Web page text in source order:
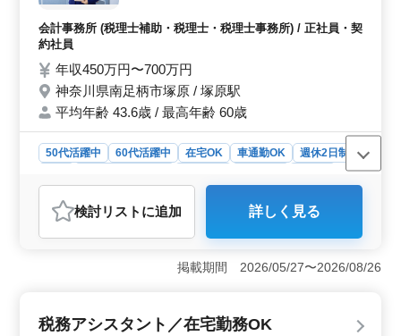
費支給と通勤面にも配慮された環境で、無理なく勤務を
続けやすい職場です。賞与あり ＊交通費支給 ＊退職金あり ＊完全
待遇のもと、キャリアを活かせるお仕事で
す。 実力のあるベテランさんを募集しま
す。
会計事務所 (税理士補助・税理士・税理士事務所) / 正社員・契
約社員
年収450万円〜700万円
神奈川県南足柄市塚原 / 塚原駅
平均年齢 43.6歳 / 最高年齢 60歳
50代活躍中 60代活躍中 在宅OK 車通勤OK
週休2日制
おすすめポイント
＜働きやすい勤務環境＞ 完全週休2日制（土日休み）
で、年末年始休暇もあります。残業少なめのため、プラ
イベートの時間も確保しながら無理なく働ける環境で
などを担当します。会計事務所経験を活かしながら、幅
検討リスト に追加 詳しく見る
掲載期間 2026/05/27〜2026/08/26
税務アシスタント／在宅勤務OK